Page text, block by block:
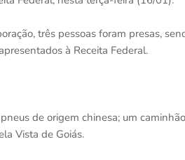
três pessoas foram presas,
à Receita Federal.
de origem chinesa; um
Vista de Goiás.